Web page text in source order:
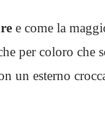
e come la
per coloro che
un esterno